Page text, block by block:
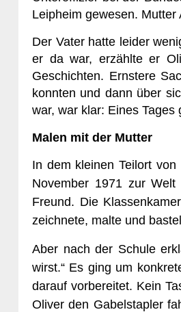
Leipheim gewesen.
Der Vater hatte leider
er da war, erzählte er
Geschichten. Ernstere
konnten und dann über
war, war klar: Eines Tages
Malen mit der Mutter
In dem kleinen Teilort
November 1971 zur
Freund. Die
zeichnete, malte und
Aber nach der Schule
wirst.“ Es ging um
darauf vorbereitet. Kein
Oliver den Gabelstapler